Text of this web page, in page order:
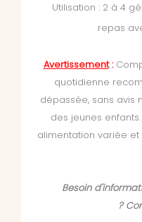
Utilisation : 2 à 4
repas
Avertissement:
quotidienne
dépassée, sans avis
des jeunes
alimentation variée
Besoin
?